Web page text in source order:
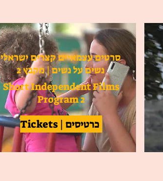
סרטים עצמאיים קצרים ישראלי
נשים על נשים | מקבץ 2
Short Independent Films
Program 2
Tickets | כרטיסים